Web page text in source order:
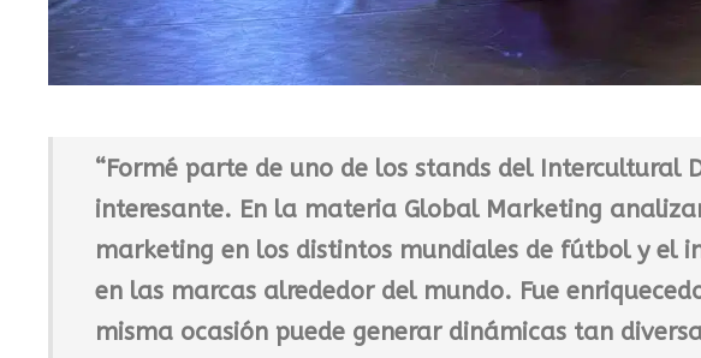
“Formé parte de uno de los stands del Intercultural
interesante. En la materia Global Marketing
marketing en los distintos mundiales de fútbol y el
en las marcas alrededor del mundo. Fue
misma ocasión puede generar dinámicas tan